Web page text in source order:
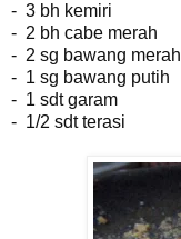
- 3 bh kemiri
- 2 bh cabe merah
- 2 sg bawang merah
- 1 sg bawang putih
- 1 sdt garam
- 1/2 sdt terasi